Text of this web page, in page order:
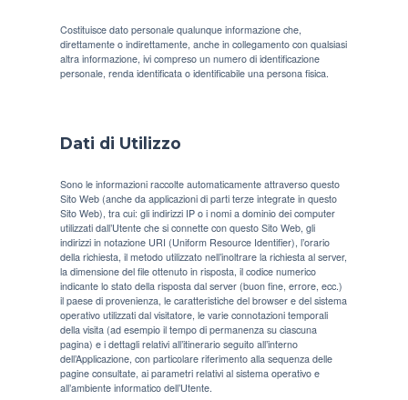
Costituisce dato personale qualunque informazione che,
direttamente o indirettamente, anche in collegamento con qualsiasi
altra informazione, ivi compreso un numero di identificazione
personale, renda identificata o identificabile una persona fisica.
Dati di Utilizzo
Sono le informazioni raccolte automaticamente attraverso questo
Sito Web (anche da applicazioni di parti terze integrate in questo
Sito Web), tra cui: gli indirizzi IP o i nomi a dominio dei computer
utilizzati dall’Utente che si connette con questo Sito Web, gli
indirizzi in notazione URI (Uniform Resource Identifier), l’orario
della richiesta, il metodo utilizzato nell’inoltrare la richiesta al server,
la dimensione del file ottenuto in risposta, il codice numerico
indicante lo stato della risposta dal server (buon fine, errore, ecc.)
il paese di provenienza, le caratteristiche del browser e del sistema
operativo utilizzati dal visitatore, le varie connotazioni temporali
della visita (ad esempio il tempo di permanenza su ciascuna
pagina) e i dettagli relativi all’itinerario seguito all’interno
dell’Applicazione, con particolare riferimento alla sequenza delle
pagine consultate, ai parametri relativi al sistema operativo e
all’ambiente informatico dell’Utente.